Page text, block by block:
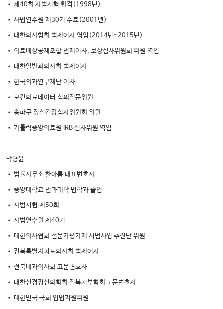
• 제40회 사법시험 합격(1998년)
• 사법연수원 제30기 수료(2001년)
• 대한의사협회 법제이사 역임(2014년~2015년)
• 의료배상공제조합 법제이사, 보상심사위원회 위원 역임
• 대한일반과의사회 법제이사
• 한국외과연구재단 이사
• 보건의료데이터 심의전문위원
• 송파구 정신건강심사위원회 위원
• 가톨릭중앙의료원 IRB 심사위원 역임
박형윤
• 법률사무소 한아름 대표변호사
• 중앙대학교 법과대학 법학과 졸업
• 사법시험 제50회
• 사법연수원 제40기
• 대한의사협회 전문가평가제 시범사업 추진단 위원
• 전북특별자치도의사회 법제이사
• 전북내과의사회 고문변호사
• 대한신경정신의학회 전북지부학회 고문변호사
• 대한민국 국회 입법지원위원